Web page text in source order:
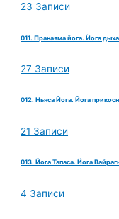
23 Записи
011. Пранаяма йога. Йога
27 Записи
012. Ньяса Йога. Йога
21 Записи
013. Йога Тапаса. Йога
4 Записи